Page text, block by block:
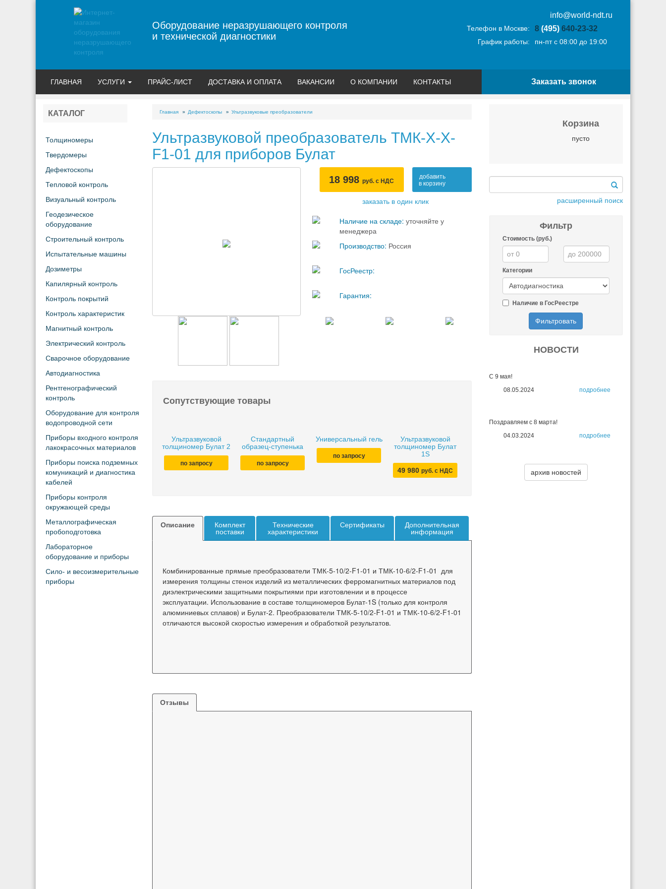
Оборудование неразрушающего контроля
и технической диагностики
info@world-ndt.ru
Телефон в Москве: 8 (495)640-23-32
График работы: пн-пт с 08:00 до 19:00
ГЛАВНАЯ УСЛУГИ ПРАЙС-ЛИСТ ДОСТАВКА И ОПЛАТА ВАКАНСИИ О КОМПАНИИ КОНТАКТЫ Заказать звонок
КАТАЛОГ
Толщиномеры
Твердомеры
Дефектоскопы
Тепловой контроль
Визуальный контроль
Геодезическое
оборудование
Строительный контроль
Испытательные машины
Дозиметры
Капилярный контроль
Контроль покрытий
Контроль характеристик
Магнитный контроль
Электрический контроль
Сварочное оборудование
Автодиагностика
Рентгенографический
контроль
Оборудование для контроля
водопроводной сети
Приборы входного контроля
лакокрасочных материалов
Приборы поиска подземных
комуникаций и диагностика
кабелей
Приборы контроля
окружающей среды
Металлографическая
пробоподготовка
Лабораторное
оборудование и приборы
Сило- и весоизмерительные
приборы
Главная Дефектоскопы Ультразвуковые преобразователи
Ультразвуковой преобразователь ТМК-Х-Х-
F1-01 для приборов Булат
18 998 руб. с НДС
добавить
в корзину
заказать в один клик
Наличие на складе: уточняйте у
менеджера
Производство: Россия
ГосРеестр:
Гарантия:
Сопутствующие товары
Ультразвуковой
толщиномер Булат 2
по запросу
Стандартный
образец-ступенька
по запросу
Универсальный гель
по запросу
Ультразвуковой
толщиномер Булат
1S
49 980 руб. с НДС
Описание
Комплект
поставки
Технические
характеристики
Сертификаты
Дополнительная
информация
Комбинированные прямые преобразователи ТМК-5-10/2-F1-01 и ТМК-10-6/2-F1-01 для
измерения толщины стенок изделий из металлических ферромагнитных материалов под
диэлектрическими защитными покрытиями при изготовлении и в процессе
эксплуатации. Использование в составе толщиномеров Булат-1S (только для контроля
алюминиевых сплавов) и Булат-2. Преобразователи ТМК-5-10/2-F1-01 и ТМК-10-6/2-F1-01
отличаются высокой скоростью измерения и обработкой результатов.
Отзывы
Корзина
пусто
расширенный поиск
Фильтр
Стоимость (руб.)
Категории
Наличие в ГосРеестре
Фильтровать
НОВОСТИ
С 9 мая!
08.05.2024
подробнее
Поздравляем с 8 марта!
04.03.2024
подробнее
архив новостей